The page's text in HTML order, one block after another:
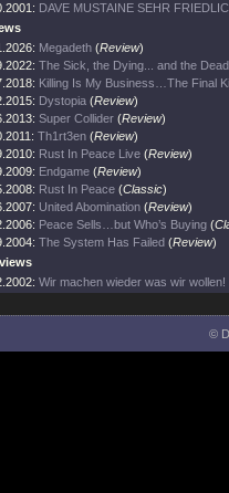
DAVE MUSTAINE SEHR
Megadeth (Review)
The Sick, the Dying... and the
Killing Is My Business…The Final
Dystopia (Review)
Super Collider (Review)
Th1rt3en (Review)
Rust In Peace Live (Review)
Endgame (Review)
Rust In Peace (Classic)
United Abomination (Review)
Peace Sells…but Who’s Buying (
The System Has Failed (Review)
Wir machen wieder was wir wollen!
©